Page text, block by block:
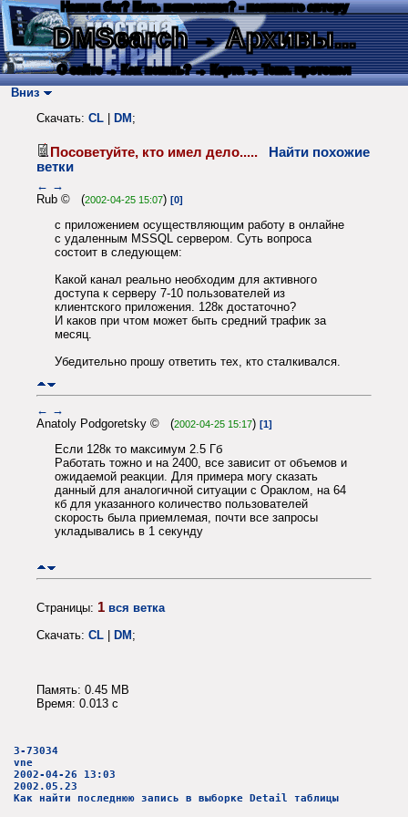
Нашли баг? Есть пожелания? - напишите автору
DMSearch→ Архивы...
О сайте → Как искать? → Карта → Текс. протокол
Вниз
Скачать: CL DM ;
Посоветуйте, кто имел дело.....
Найти похожие
ветки
← →
Rub © (2002-04-25 15:07) [0]
с приложением осуществляющим работу в онлайне
с удаленным MSSQL сервером. Суть вопроса
состоит в следующем:
Какой канал реально необходим для активного
доступа к серверу 7-10 пользователей из
клиентского приложения. 128к достаточно?
И каков при чтом может быть средний трафик за
месяц.
Убедительно прошу ответить тех, кто сталкивался.
← →
Anatoly Podgoretsky © (2002-04-25 15:17) [1]
Если 128к то максимум 2.5 Гб
Работать тожно и на 2400, все зависит от объемов и
ожидаемой реакции. Для примера могу сказать
данный для аналогичной ситуации с Ораклом, на 64
кб для указанного количество пользователей
скорость была приемлемая, почти все запросы
укладывались в 1 секунду
Страницы: 1 вся ветка
Скачать: CL DM ;
Память: 0.45 MB
Время: 0.013 c
3-73034
vne
2002-04-26 13:03
2002.05.23
Как найти последнюю запись в выборке Detail таблицы